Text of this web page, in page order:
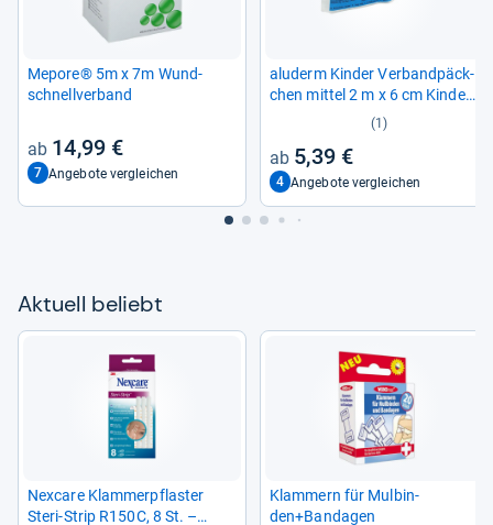
Mepore® 5m x 7m Wund­
schnell­ver­band
14,99 €
7 Angebote vergleichen
alu­derm Kin­der Ver­band­päck­
chen mit­tel 2 m x 6 cm Kin­der­
ver­band­päck­chen
(1)
5,39 €
4 Angebote vergleichen
Aktu­ell beliebt
Nex­care Klam­mer­pflas­ter
Steri-​Strip R150C, 8 St. –
Klam­mern für Mul­bin­
den+Ban­da­gen